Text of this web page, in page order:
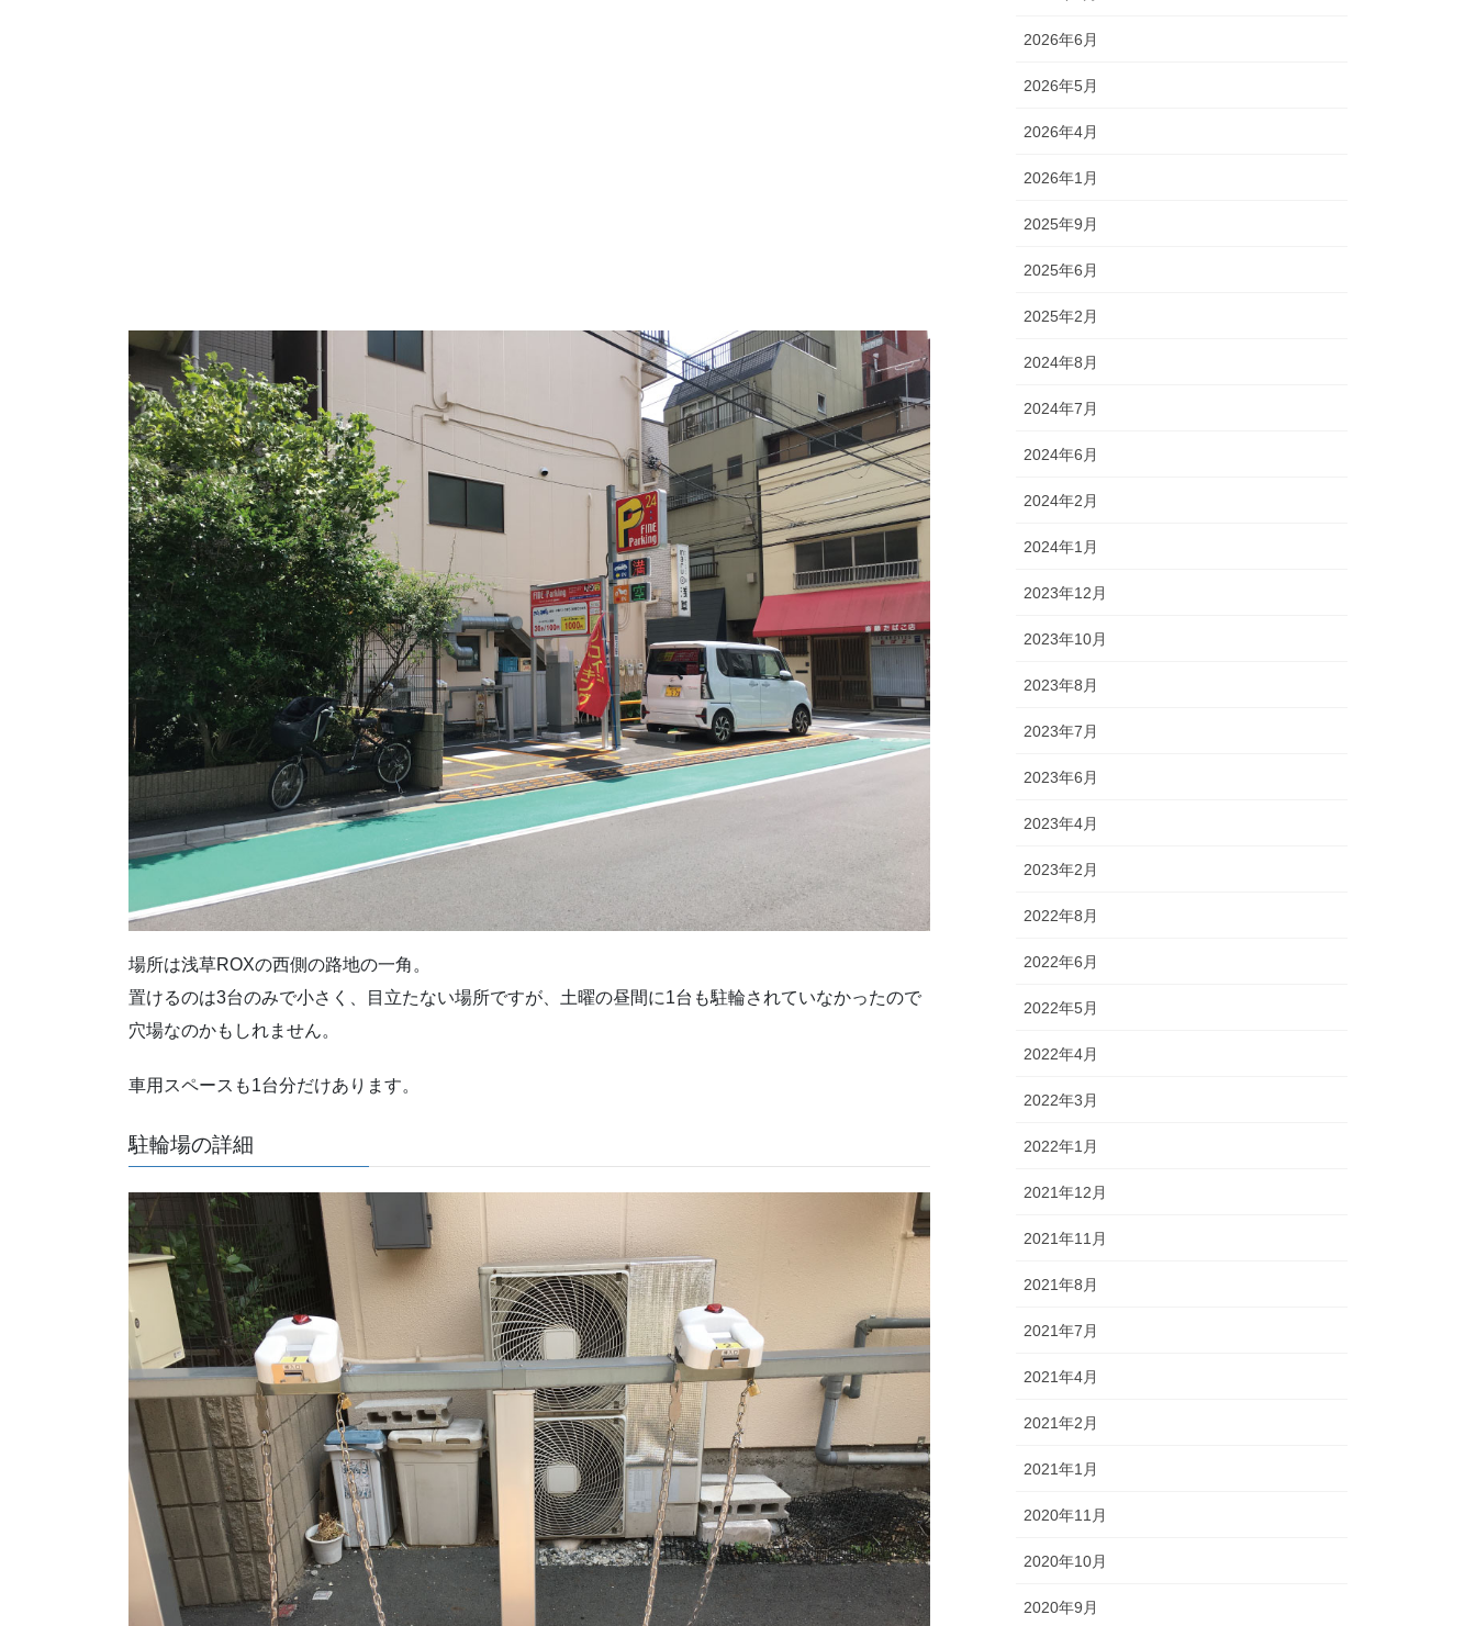
場所は浅草ROXの西側の路地の一角。
置けるのは3台のみで小さく、目立たない場所ですが、土曜の昼間に1台も駐輪されていなかったので
穴場なのかもしれません。
車用スペースも1台分だけあります。
駐輪場の詳細
2026年6月
2026年5月
2026年4月
2026年1月
2025年9月
2025年6月
2025年2月
2024年8月
2024年7月
2024年6月
2024年2月
2024年1月
2023年12月
2023年10月
2023年8月
2023年7月
2023年6月
2023年4月
2023年2月
2022年8月
2022年6月
2022年5月
2022年4月
2022年3月
2022年1月
2021年12月
2021年11月
2021年8月
2021年7月
2021年4月
2021年2月
2021年1月
2020年11月
2020年10月
2020年9月